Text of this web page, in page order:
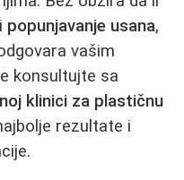
popunjavanje usana,
vašim
konsultujte sa
klinici za plastičnu
rezultate i